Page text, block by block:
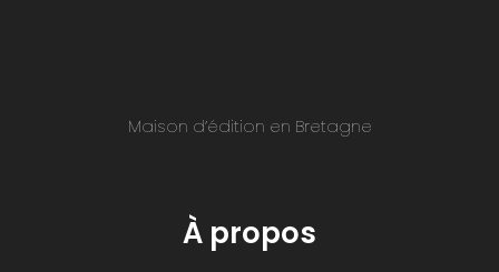
Maison d’édition en Bretagne
À propos